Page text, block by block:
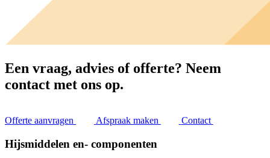
Een vraag, advies of offerte? Neem
contact met ons op.
Offerte aanvragen Afspraak maken Contact
Hijsmiddelen en- componenten